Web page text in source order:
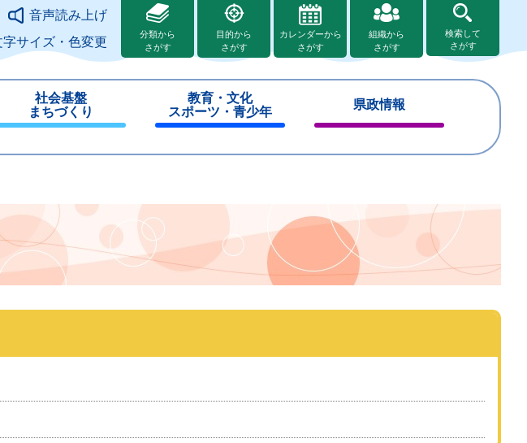
文へ音声読み上げ
字サイズ・色変更
分類から
さがす
目的から
さがす
カレンダーから
さがす
組織から
さがす
検索して
さがす
社会基盤
まちづくり
教育・文化
スポーツ・青少年
じ
県政情報
じ